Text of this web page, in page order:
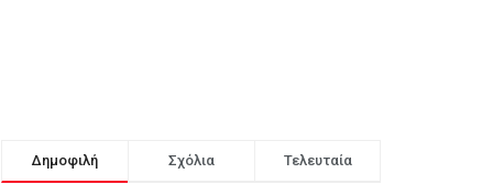
Δημοφιλή Σχόλια Τελευταία